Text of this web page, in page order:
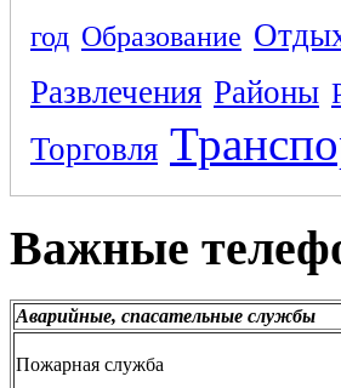
год Образование
Развлечения Районы
Торговля
Важные
Аварийные, спасательные службы
Пожарная служба